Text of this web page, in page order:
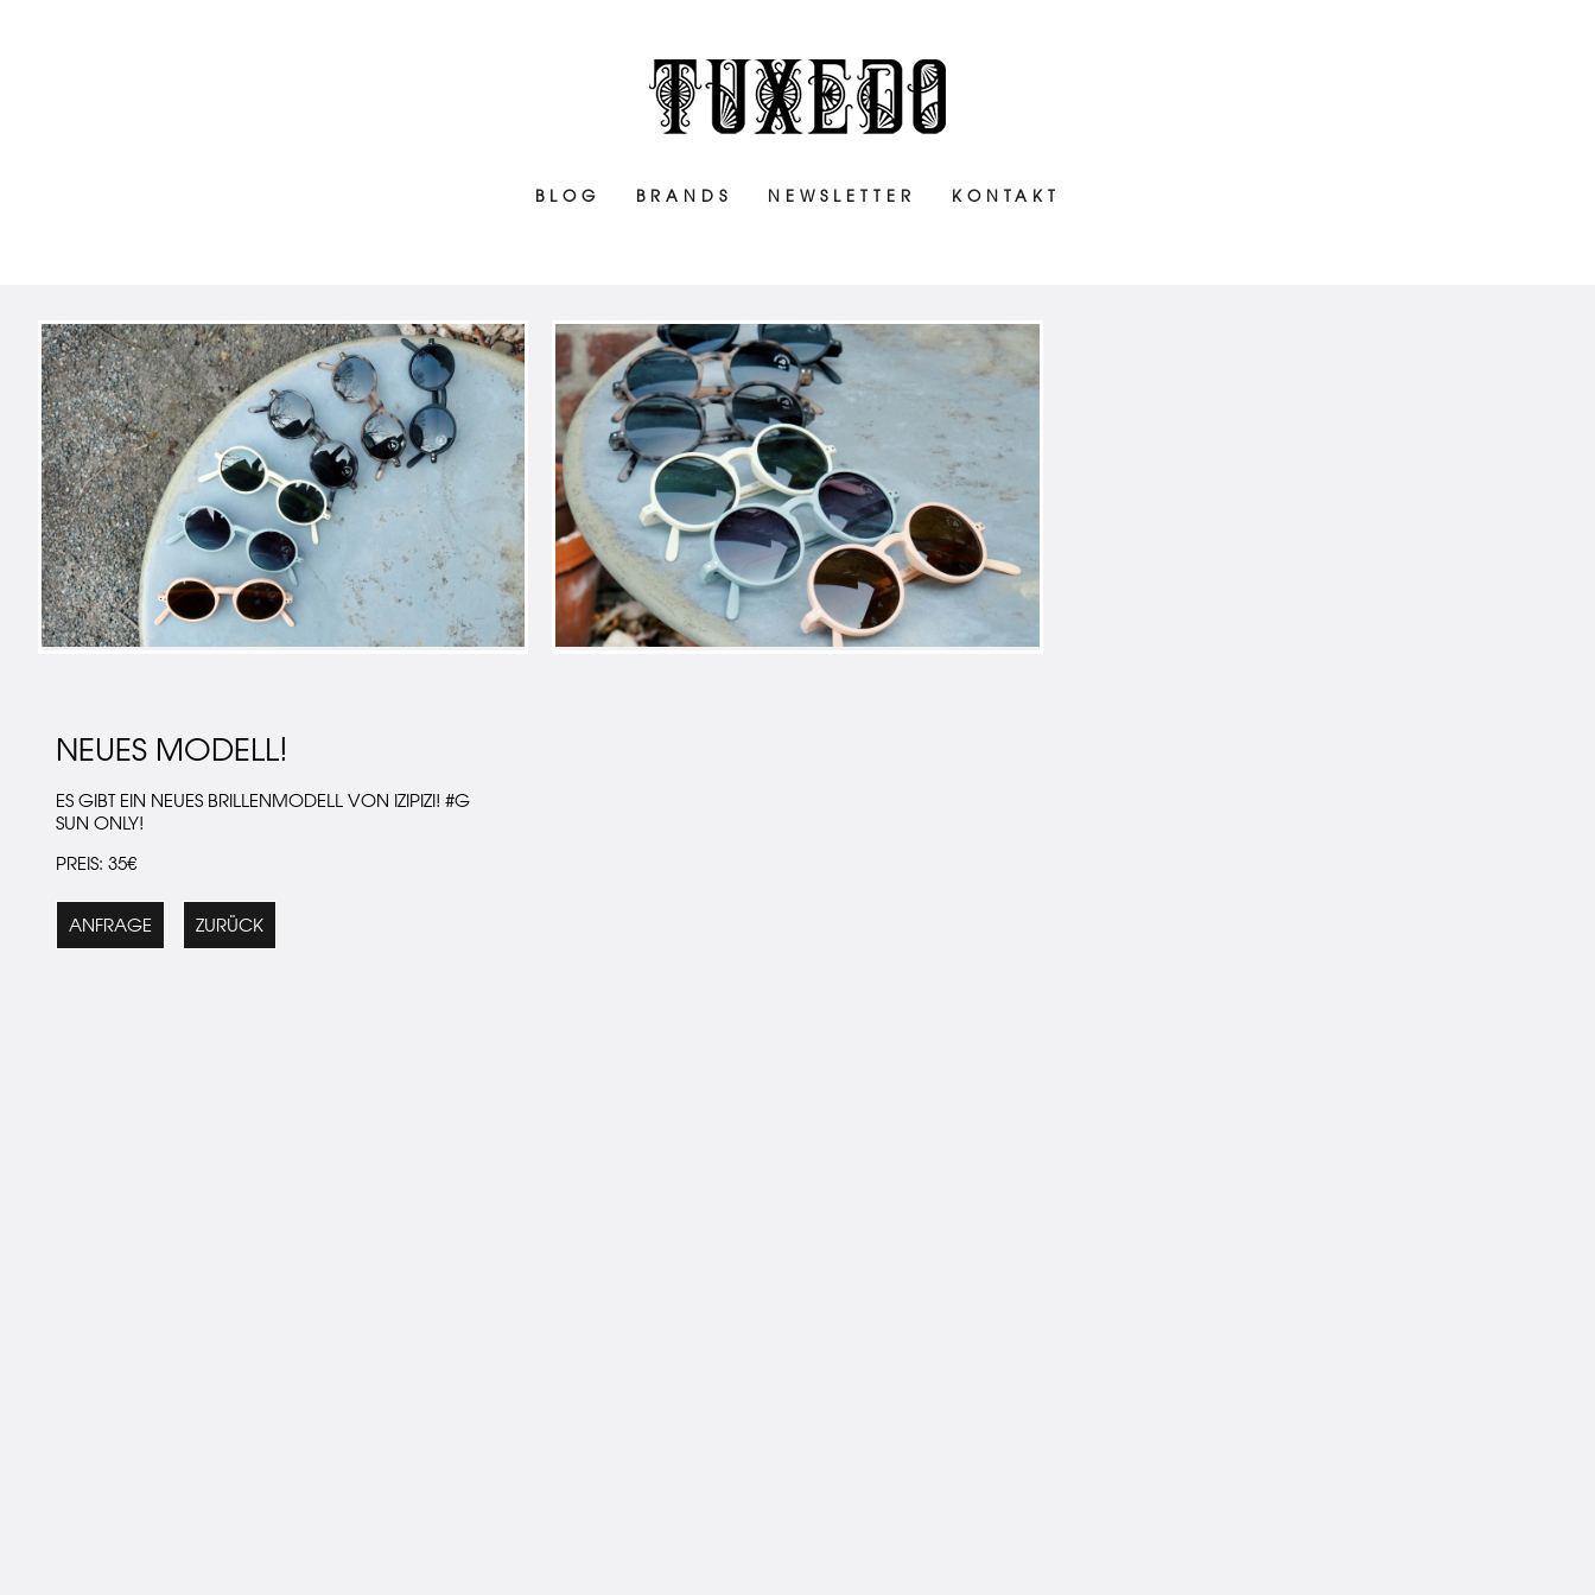
BLOG BRANDS NEWSLETTER KONTAKT
NEUES MODELL!
ES GIBT EIN NEUES BRILLENMODELL VON IZIPIZI! #G
SUN ONLY!
PREIS: 35€
ANFRAGE ZURÜCK